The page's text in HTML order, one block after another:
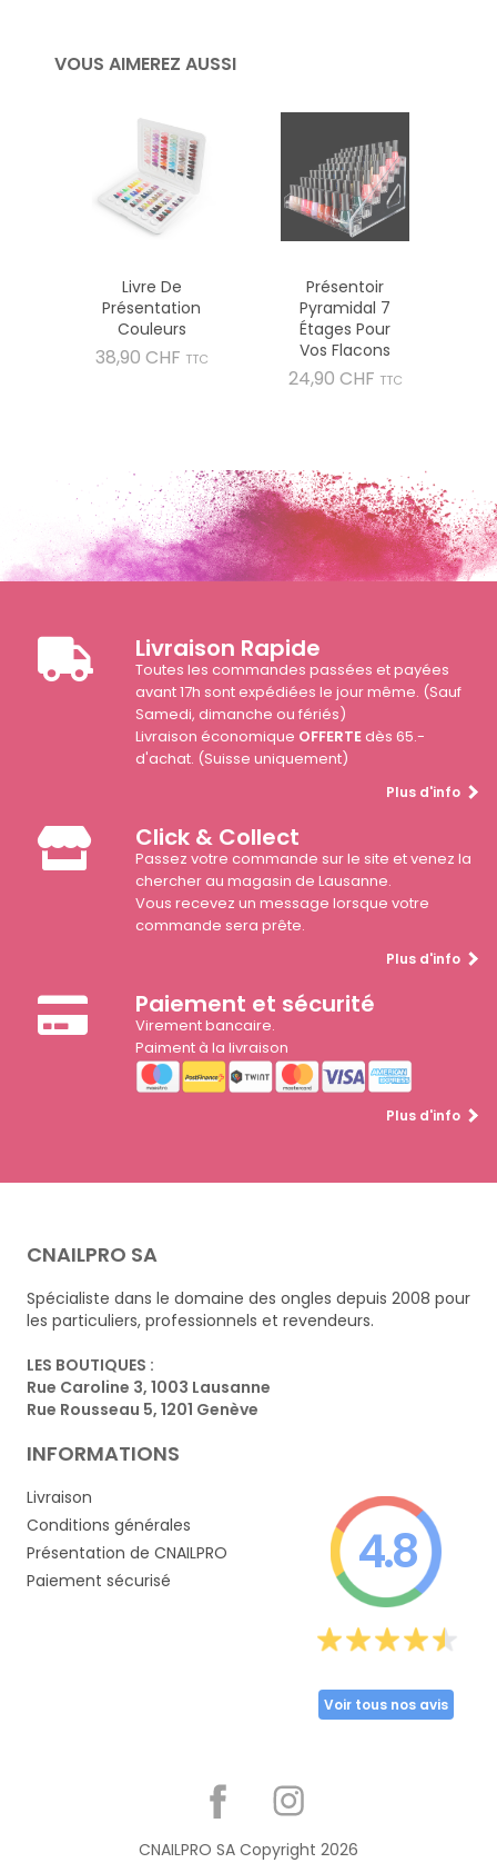
VOUS AIMEREZ AUSSI
Livre De
Présentation
Couleurs
38,90 CHF Prix
TTC
Présentoir
Pyramidal 7
Étages Pour
Vos Flacons
24,90 CHF Prix
TTC
Livraison Rapide
Toutes les commandes passées et payées
avant 17h sont expédiées le jour même. (Sauf
Samedi, dimanche ou fériés)
Livraison économique OFFERTEdès 65.-
d'achat. (Suisse uniquement)
Plus d'info
Click & Collect
Passez votre commande sur le site et venez la
chercher au magasin de Lausanne.
Vous recevez un message lorsque votre
commande sera prête.
Plus d'info
Paiement et sécurité
Virement bancaire.
Paiment à la livraison
Plus d'info
CNAILPRO SA
Spécialiste dans le domaine des ongles depuis 2008 pour
les particuliers, professionnels et revendeurs.
LES BOUTIQUES :
Rue Caroline 3, 1003 Lausanne
Rue Rousseau 5, 1201 Genève
INFORMATIONS
Livraison
Conditions générales
Présentation de CNAILPRO
Paiement sécurisé
4.8
Voir tous nos avis
CNAILPRO SA Copyright 2026